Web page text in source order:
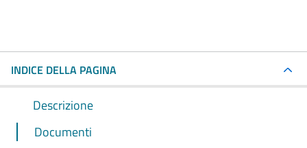
INDICE DELLA PAGINA
Descrizione
Documenti